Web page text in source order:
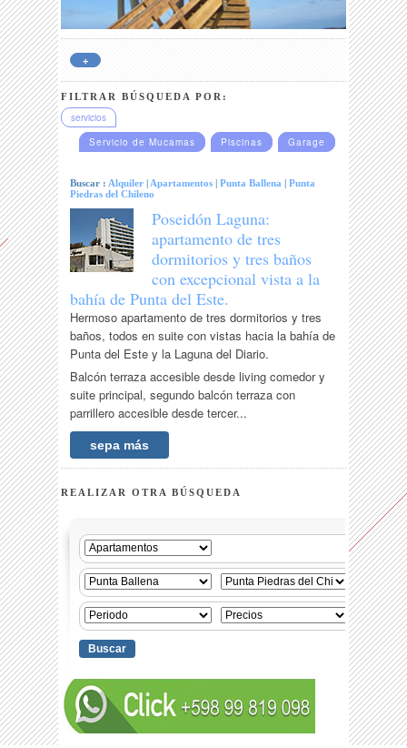
+
FILTRAR BÚSQUEDA POR:
servicios
Servicio de Mucamas
Piscinas Garage
Buscar : Alquiler | Apartamentos |Punta Ballena |Punta
Piedras del Chileno
Poseidón Laguna:
apartamento de tres
dormitorios y tres baños
con excepcional vista a la
bahía de Punta del Este.
Hermoso apartamento de tres dormitorios y tres
baños, todos en suite con vistas hacia la bahía de
Punta del Este y la Laguna del Diario.
Balcón terraza accesible desde living comedor y
suite principal, segundo balcón terraza con
parrillero accesible desde tercer...
sepa más
REALIZAR OTRA BÚSQUEDA